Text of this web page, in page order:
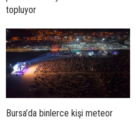
topluyor
Bursa’da binlerce kişi meteor